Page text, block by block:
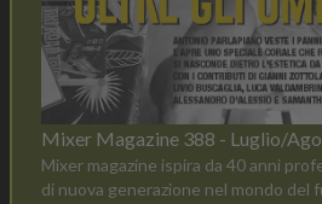
Mixer Magazine 388 - Luglio/
Mixer magazine ispira da 40 anni
di nuova generazione nel mondo del